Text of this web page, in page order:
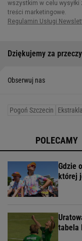
Dziękujemy za
Obserwuj nas
Pogoń Szczecin
POLECAMY
Gdzie
której
tabela